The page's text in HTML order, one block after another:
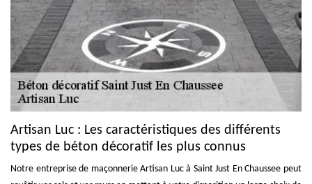
Artisan Luc : Les caractéristiques des différents
types de béton décoratif les plus connus
Notre entreprise de maçonnerie Artisan Luc à Saint Just En Chaussee peut